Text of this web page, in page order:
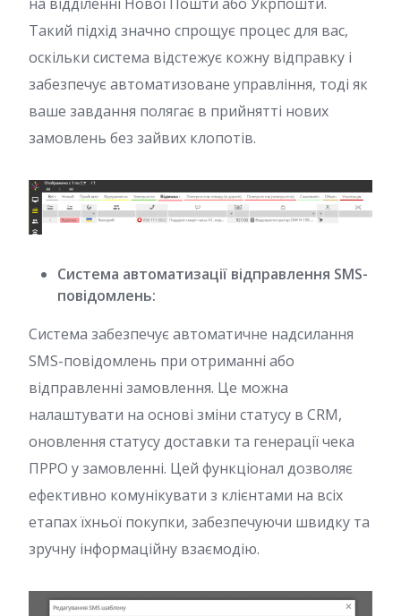
Такий підхід значно спрощує процес для вас,
оскільки система відстежує кожну відправку і
забезпечує автоматизоване управління, тоді як
ваше завдання полягає в прийнятті нових
замовлень без зайвих клопотів.
Система автоматизації відправлення SMS-
повідомлень:
Система забезпечує автоматичне надсилання
SMS-повідомлень при отриманні або
відправленні замовлення. Це можна
налаштувати на основі зміни статусу в CRM,
оновлення статусу доставки та генерації чека
ПРРО у замовленні. Цей функціонал дозволяє
ефективно комунікувати з клієнтами на всіх
етапах їхньої покупки, забезпечуючи швидку та
зручну інформаційну взаємодію.